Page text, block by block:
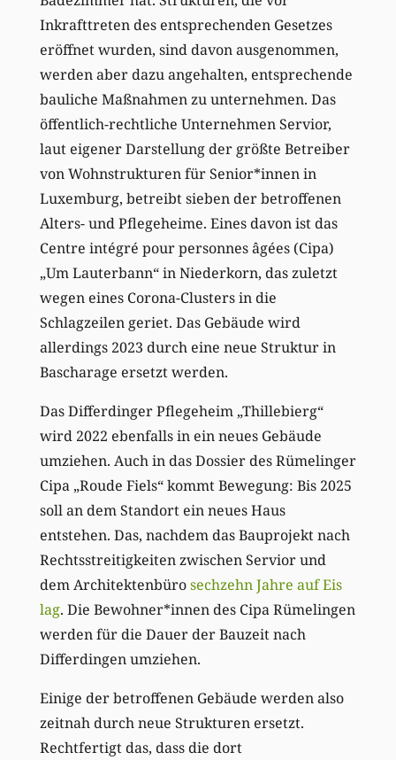
Inkrafttreten des entsprechenden Gesetzes
eröffnet wurden, sind davon ausgenommen,
werden aber dazu angehalten, entsprechende
bauliche Maßnahmen zu unternehmen. Das
öffentlich-rechtliche Unternehmen Servior,
laut eigener Darstellung der größte Betreiber
von Wohnstrukturen für Senior*innen in
Luxemburg, betreibt sieben der betroffenen
Alters- und Pflegeheime. Eines davon ist das
Centre intégré pour personnes âgées (Cipa)
„Um Lauterbann“ in Niederkorn, das zuletzt
wegen eines Corona-Clusters in die
Schlagzeilen geriet. Das Gebäude wird
allerdings 2023 durch eine neue Struktur in
Bascharage ersetzt werden.
Das Differdinger Pflegeheim „Thillebierg“
wird 2022 ebenfalls in ein neues Gebäude
umziehen. Auch in das Dossier des Rümelinger
Cipa „Roude Fiels“ kommt Bewegung: Bis 2025
soll an dem Standort ein neues Haus
entstehen. Das, nachdem das Bauprojekt nach
Rechtsstreitigkeiten zwischen Servior und
dem Architektenbürosechzehn Jahre auf Eis
lag. Die Bewohner*innen des Cipa Rümelingen
werden für die Dauer der Bauzeit nach
Differdingen umziehen.
Einige der betroffenen Gebäude werden also
zeitnah durch neue Strukturen ersetzt.
Rechtfertigt das, dass die dort